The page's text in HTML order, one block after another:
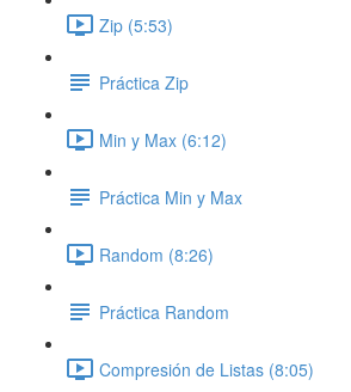
Zip (5:53)
Práctica Zip
Min y Max (6:12)
Práctica Min y Max
Random (8:26)
Práctica Random
Compresión de Listas (8:05)